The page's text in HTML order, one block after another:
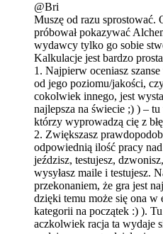
@Bri
Muszę od razu sprostować.
próbował pokazywać
wydawcy tylko go sobie
Kalkulacje jest bardzo
1. Najpierw oceniasz
od jego poziomu/jakości,
cokolwiek innego, jest
najlepsza na świecie ;) ) –
którzy wyprowadzą cię z
2. Zwiększasz
odpowiednią ilość pracy
jeździsz, testujesz,
wysyłasz maile i testujesz.
przekonaniem, że gra jest
dzięki temu może się ona w
kategorii na początek :) ).
aczkolwiek racja ta wydaje